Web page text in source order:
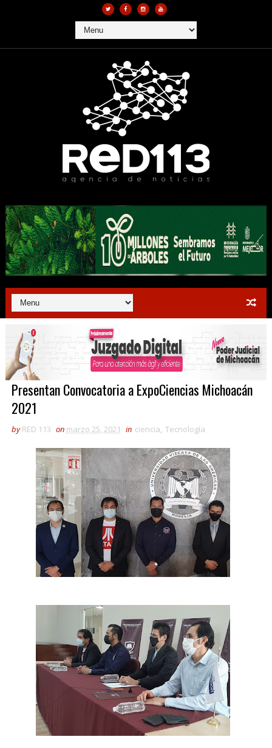
Presentan Convocatoria a ExpoCiencias Michoacán
2021
by RED 113 on marzo 25, 2021 in ciencia, Tecnología